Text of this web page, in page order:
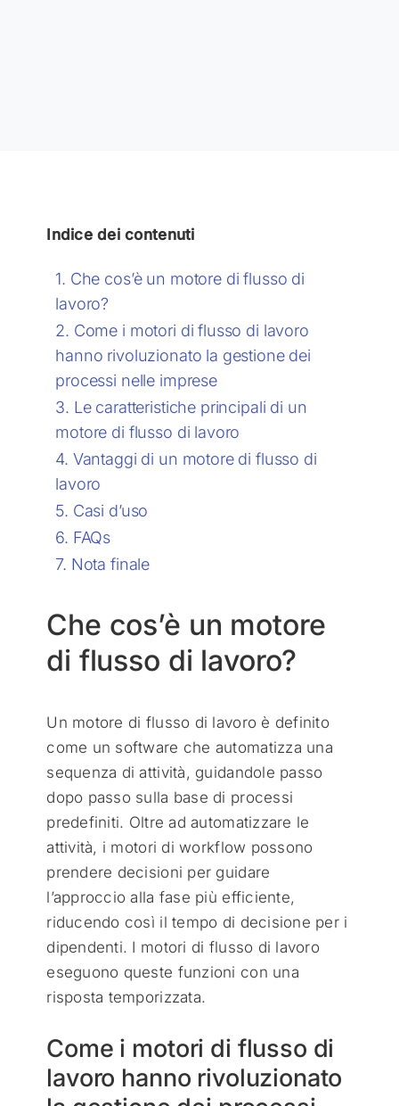
Indice dei contenuti
Che cos’è un motore di flusso di
lavoro?
Come i motori di flusso di lavoro
hanno rivoluzionato la gestione dei
processi nelle imprese
Le caratteristiche principali di un
motore di flusso di lavoro
Vantaggi di un motore di flusso di
lavoro
Casi d’uso
FAQs
Nota finale
Che cos’è un motore
di flusso di lavoro?
Un motore di flusso di lavoro è definito
come un software che automatizza una
sequenza di attività, guidandole passo
dopo passo sulla base di processi
predefiniti. Oltre ad automatizzare le
attività, i motori di workflow possono
prendere decisioni per guidare
l’approccio alla fase più efficiente,
riducendo così il tempo di decisione per i
dipendenti. I motori di flusso di lavoro
eseguono queste funzioni con una
risposta temporizzata.
Come i motori di flusso di
lavoro hanno rivoluzionato